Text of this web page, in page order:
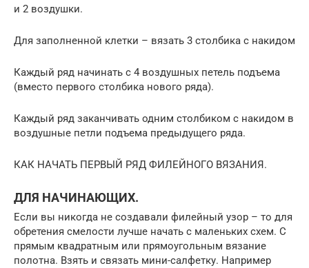
и 2 воздушки.
Для заполненной клетки – вязать 3 столбика с накидом
Каждый ряд начинать с 4 воздушных петель подъема
(вместо первого столбика нового ряда).
Каждый ряд заканчивать одним столбиком с накидом в
воздушные петли подъема предыдущего ряда.
КАК НАЧАТЬ ПЕРВЫЙ РЯД ФИЛЕЙНОГО ВЯЗАНИЯ.
ДЛЯ НАЧИНАЮЩИХ.
Если вы никогда не создавали филейный узор – то для
обретения смелости лучше начать с маленьких схем. С
прямым квадратным или прямоугольным вязание
полотна. Взять и связать мини-салфетку. Например